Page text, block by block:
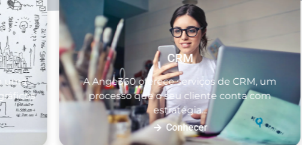
CRM
A Ange360 oferece serviços de CRM, um
processo que o seu cliente conta com
estratégia...
Conhecer